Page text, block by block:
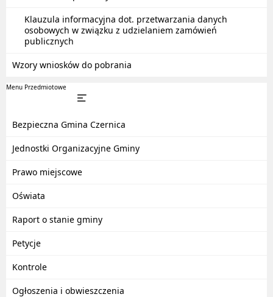
Klauzula informacyjna dot. przetwarzania danych
osobowych w związku z udzielaniem zamówień
publicznych
Wzory wniosków do pobrania
Menu Przedmiotowe
Bezpieczna Gmina Czernica
Jednostki Organizacyjne Gminy
Prawo miejscowe
Oświata
Raport o stanie gminy
Petycje
Kontrole
Ogłoszenia i obwieszczenia